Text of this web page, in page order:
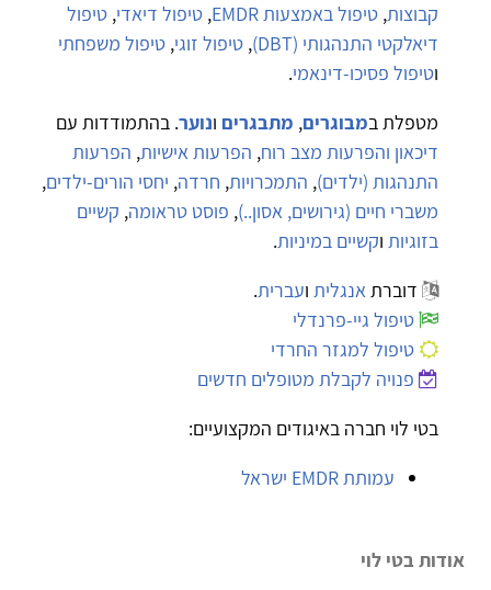
קבוצות, טיפול באמצעות EMDR , טיפול דיאדי, טיפול
דיאלקטי התנהגותי (DBT)
, טיפול זוגי, טיפול משפחתי
וטיפול פסיכו-דינאמי.
מטפלת במבוגרים, מתבגרים ונוער. בהתמודדות עם
דיכאון והפרעות מצב רוח, הפרעות אישיות, הפרעות
התנהגות (ילדים), התמכרויות, חרדה, יחסי הורים-ילדים,
משברי חיים (גירושים, אסון..), פוסט טראומה, קשיים
בזוגיות וקשיים במיניות.
דוברתאנגלית ועברית.
טיפול גיי-פרנדלי
טיפול למגזר החרדי
פנויה לקבלת מטופלים חדשים
בטי לוי חברה באיגודים המקצועיים:
עמותת EMDR ישראל
אודות בטי לוי